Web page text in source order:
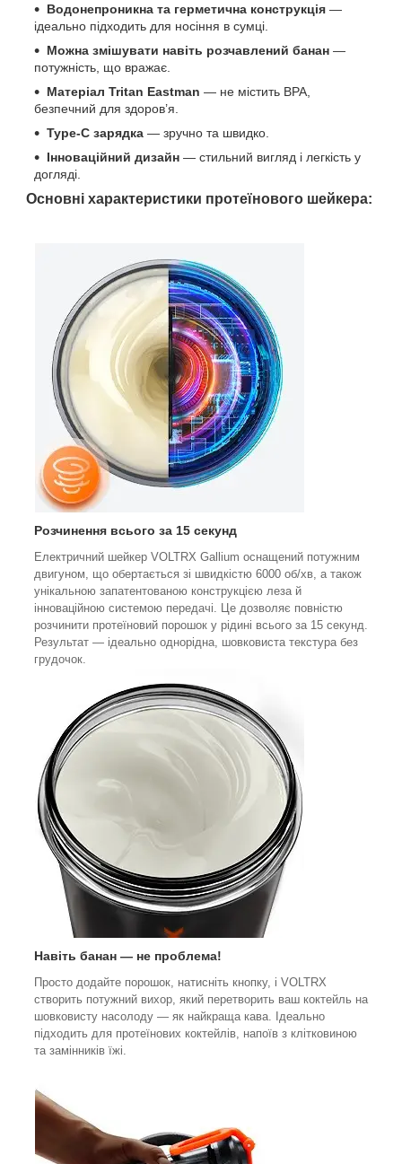
Водонепроникна та герметична конструкція —
ідеально підходить для носіння в сумці.
Можна змішувати навіть розчавлений банан —
потужність, що вражає.
Матеріал Tritan Eastman — не містить BPA,
безпечний для здоров’я.
Type-C зарядка — зручно та швидко.
Інноваційний дизайн — стильний вигляд і легкість у
догляді.
Основні характеристики протеїнового шейкера:
Розчинення всього за 15 секунд
Електричний шейкер VOLTRX Gallium оснащений потужним
двигуном, що обертається зі швидкістю 6000 об/хв, а також
унікальною запатентованою конструкцією леза й
інноваційною системою передачі. Це дозволяє повністю
розчинити протеїновий порошок у рідині всього за 15 секунд.
Результат — ідеально однорідна, шовковиста текстура без
грудочок.
Навіть банан — не проблема!
Просто додайте порошок, натисніть кнопку, і VOLTRX
створить потужний вихор, який перетворить ваш коктейль на
шовковисту насолоду — як найкраща кава. Ідеально
підходить для протеїнових коктейлів, напоїв з клітковиною
та замінників їжі.